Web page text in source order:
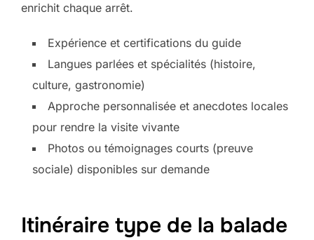
enrichit chaque arrêt.
Expérience et certifications du guide
Langues parlées et spécialités (histoire,
culture, gastronomie)
Approche personnalisée et anecdotes locales
pour rendre la visite vivante
Photos ou témoignages courts (preuve
sociale) disponibles sur demande
Itinéraire type de la balade